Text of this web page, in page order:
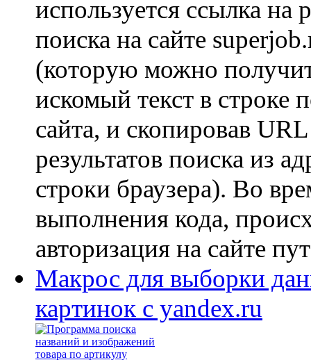
используется ссылка на
поиска на сайте
(которую можно
искомый текст в строке
сайта, и скопировав
результатов поиска из
строки браузера). Во
выполнения кода,
авторизация на сайте
Макрос для выборки
картинок с yandex.ru